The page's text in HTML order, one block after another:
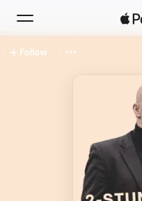
Top Charts
Follow